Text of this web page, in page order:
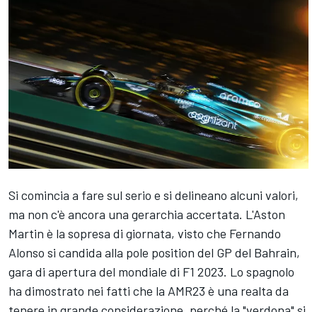
Si comincia a fare sul serio e si delineano alcuni valori,
ma non c'è ancora una gerarchia accertata. L'Aston
Martin è la sopresa di giornata, visto che Fernando
Alonso si candida alla pole position del GP del Bahrain,
gara di apertura del mondiale di F1 2023. Lo spagnolo
ha dimostrato nei fatti che la AMR23 è una realta da